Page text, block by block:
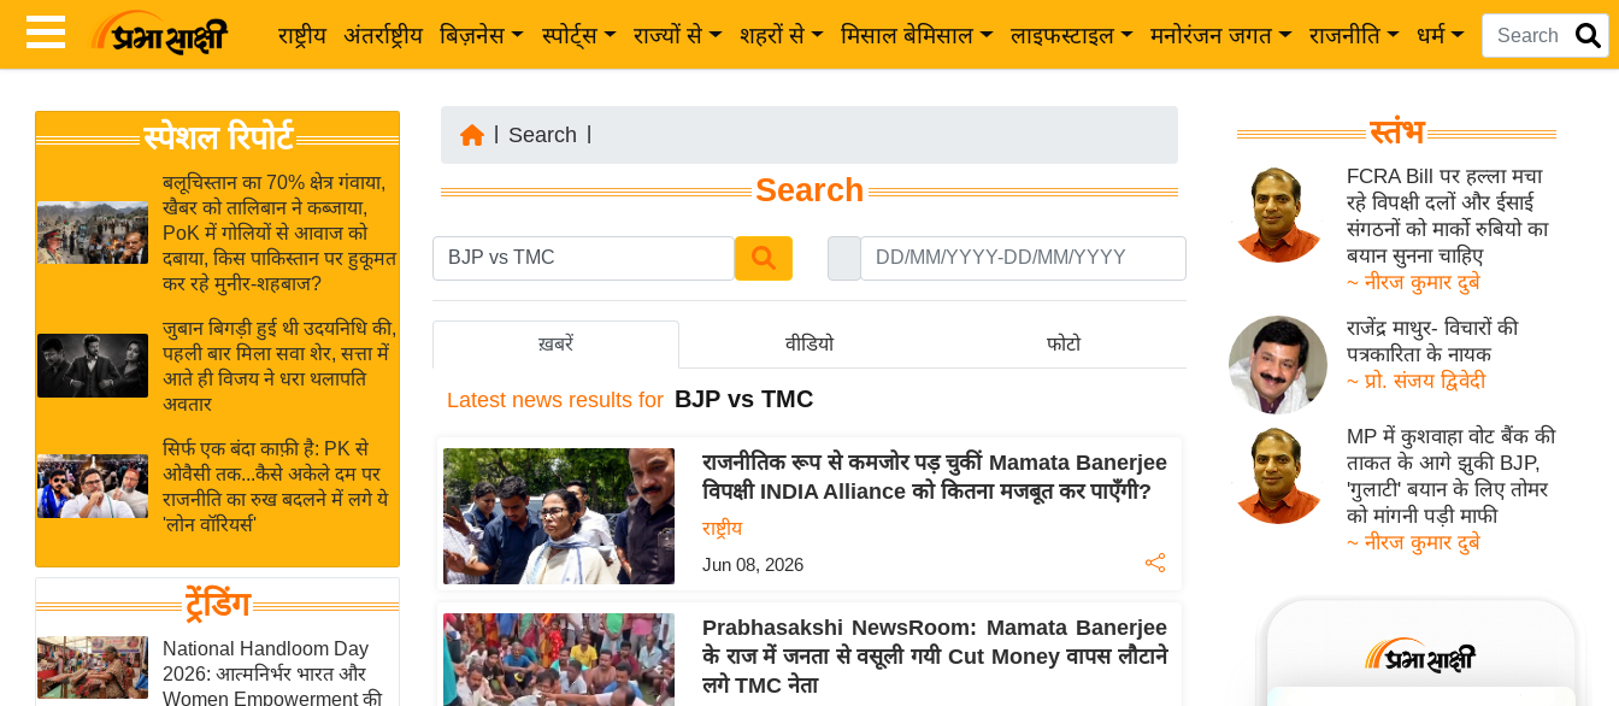
राष्ट्रीय अंतर्राष्ट्रीय बिज़नेस स्पोर्ट्स राज्यों से शहरों से मिसाल बेमिसाल लाइफस्टाइल मनोरंजन जगत राजनीति धर्म
News
Hindi
Hindi
Live
News in
Hindi
News
Hindi
Videos
ब
र
अंतर्राष्ट्रीय
बिज़नेस
उद्योग
विशेषज्ञ
राय
खेल
क्रिकेट
IPL
2026
स्पेशल रिपोर्ट
बलूचिस्तान का 70% क्षेत्र गंवाया,
खैबर को तालिबान ने कब्जाया,
PoK में गोलियों से आवाज को
दबाया, किस पाकिस्तान पर हुकूमत
कर रहे मुनीर-शहबाज?
जुबान बिगड़ी हुई थी उदयनिधि की,
पहली बार मिला सवा शेर, सत्ता में
आते ही विजय ने धरा थलापति
अवतार
सिर्फ एक बंदा काफ़ी है: PK से
ओवैसी तक...कैसे अकेले दम पर
राजनीति का रुख बदलने में लगे ये
'लोन वॉरियर्स'
ट्रेंडिंग
National Handloom Day
2026: आत्मनिर्भर भारत और
Women Empowerment की
Search
Search
ख़बरें वीडियो फोटो
Latest news results for BJP vs TMC
राजनीतिक रूप से कमजोर पड़ चुकीं Mamata Banerjee
विपक्षी INDIA Alliance को कितना मजबूत कर पाएँगी?
राष्ट्रीय
Jun 08, 2026
Prabhasakshi NewsRoom: Mamata Banerjee
के राज में जनता से वसूली गयी Cut Money वापस लौटाने
लगे TMC नेता
स्तंभ
FCRA Bill पर हल्ला मचा
रहे विपक्षी दलों और ईसाई
संगठनों को मार्को रुबियो का
बयान सुनना चाहिए
~ नीरज कुमार दुबे
राजेंद्र माथुर- विचारों की
पत्रकारिता के नायक
~ प्रो. संजय द्विवेदी
MP में कुशवाहा वोट बैंक की
ताकत के आगे झुकी BJP,
'गुलाटी' बयान के लिए तोमर
को मांगनी पड़ी माफी
~ नीरज कुमार दुबे